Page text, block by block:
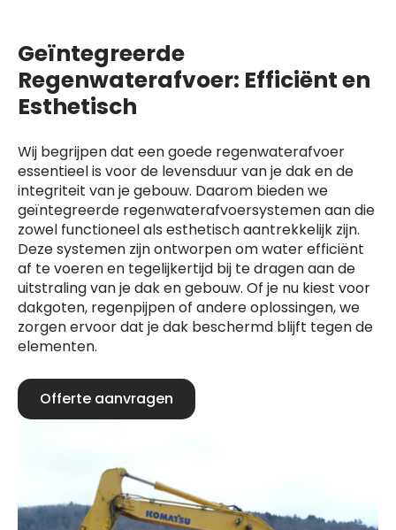
Geïntegreerde
Regenwaterafvoer: Efficiënt en
Esthetisch
Wij begrijpen dat een goede regenwaterafvoer
essentieel is voor de levensduur van je dak en de
integriteit van je gebouw. Daarom bieden we
geïntegreerde regenwaterafvoersystemen aan die
zowel functioneel als esthetisch aantrekkelijk zijn.
Deze systemen zijn ontworpen om water efficiënt
af te voeren en tegelijkertijd bij te dragen aan de
uitstraling van je dak en gebouw. Of je nu kiest voor
dakgoten, regenpijpen of andere oplossingen, we
zorgen ervoor dat je dak beschermd blijft tegen de
elementen.
Offerte aanvragen